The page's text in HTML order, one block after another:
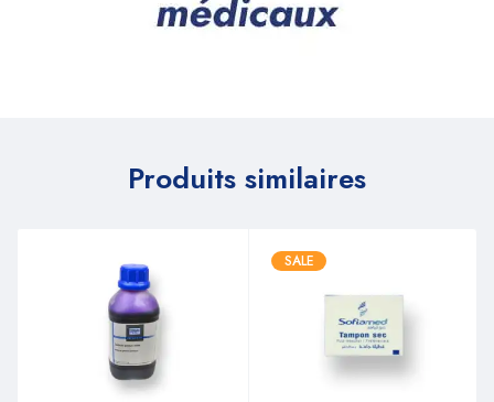
Produits similaires
SALE